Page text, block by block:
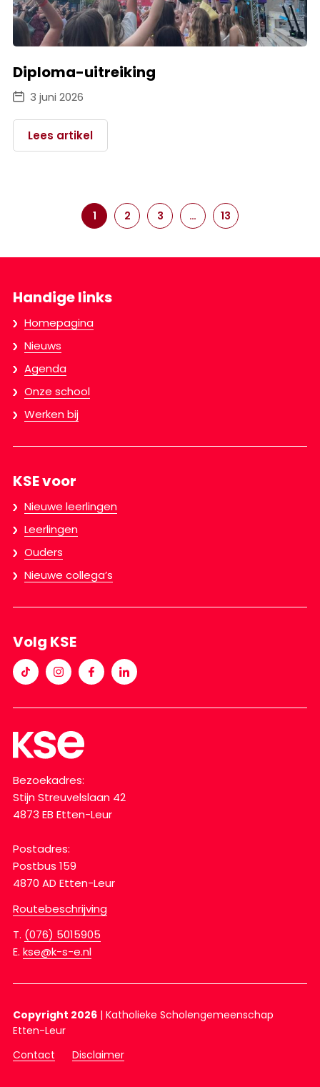
Diploma-uitreiking
3 juni 2026
Lees artikel
1 2 3 … 13
Handige links
Homepagina
Nieuws
Agenda
Onze school
Werken bij
KSE voor
Nieuwe leerlingen
Leerlingen
Ouders
Nieuwe collega’s
Volg KSE
Bezoekadres:
Stijn Streuvelslaan 42
4873 EB Etten-Leur
Postadres:
Postbus 159
4870 AD Etten-Leur
Routebeschrijving
T. (076) 5015905
E. kse@k-s-e.nl
Copyright 2026 | Katholieke Scholengemeenschap
Etten-Leur
Contact
Disclaimer